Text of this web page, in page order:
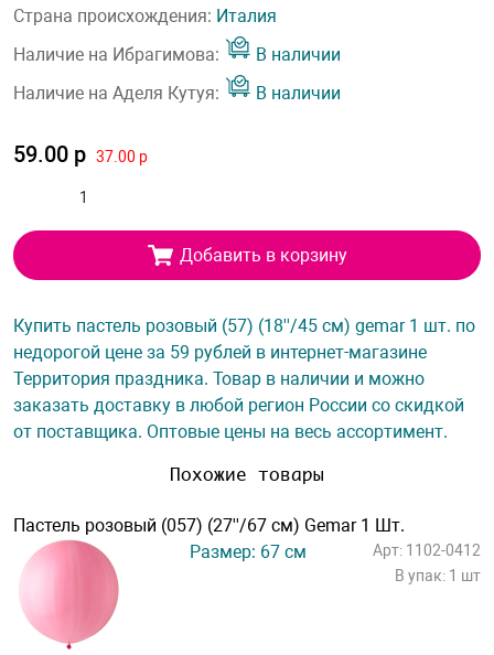
Страна происхождения: Италия
Наличие на Ибрагимова:
В наличии
Наличие на Аделя Кутуя:
В наличии
59.00 р 37.00 р
Добавить в корзину
Купить пастель розовый (57) (18''/45 см) gemar 1 шт. по
недорогой цене за 59 рублей в интернет-магазине
Территория праздника. Товар в наличии и можно
заказать доставку в любой регион России со скидкой
от поставщика. Оптовые цены на весь ассортимент.
Похожие товары
Пастель розовый (057) (27''/67 см) Gemar 1 Шт.
Размер: 67 см
Арт: 1102-0412
В упак: 1 шт